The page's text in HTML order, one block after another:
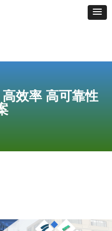
效率 高可靠性